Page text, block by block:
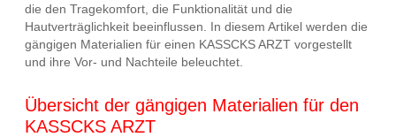
die den Tragekomfort, die Funktionalität und die
Hautverträglichkeit beeinflussen. In diesem Artikel werden die
gängigen Materialien für einen KASSCKS ARZT vorgestellt
und ihre Vor- und Nachteile beleuchtet.
Übersicht der gängigen Materialien für den
KASSCKS ARZT